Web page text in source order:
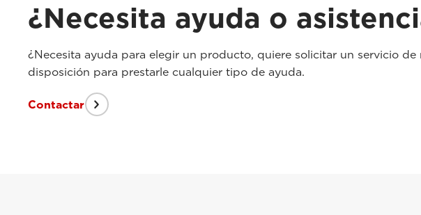
¿Necesita ayuda o
¿Necesita ayuda para elegir un producto, quiere solicitar un servicio
disposición para prestarle cualquier tipo de ayuda.
Contactar